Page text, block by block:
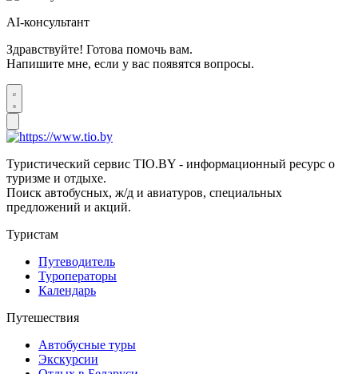
AI-консультант
Здравствуйте! Готова помочь вам.
Напишите мне, если у вас появятся вопросы.
Туристический сервис TIO.BY - информационный ресурс о
туризме и отдыхе.
Поиск автобусных, ж/д и авиатуров, специальных
предложений и акций.
Туристам
Путеводитель
Туроператоры
Календарь
Путешествия
Автобусные туры
Экскурсии